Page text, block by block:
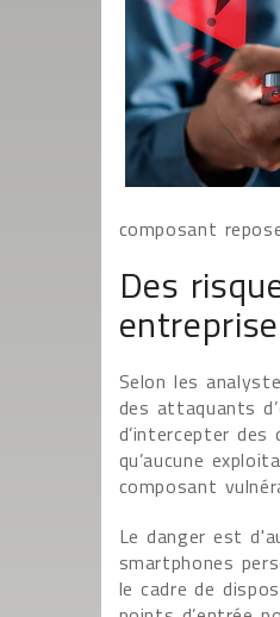
composant
Des
Selon les
des attaquants
d’intercepter
qu’aucune
composant
Le danger est
smartphones
le cadre de